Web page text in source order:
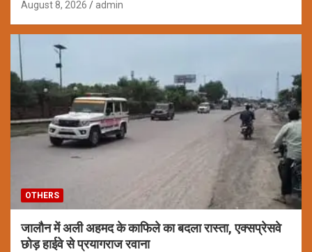
August 8, 2026 admin
OTHERS
जालौन में अली अहमद के काफिले का बदला रास्ता, एक्सप्रेसवे
छोड़ हाईवे से प्रयागराज रवाना